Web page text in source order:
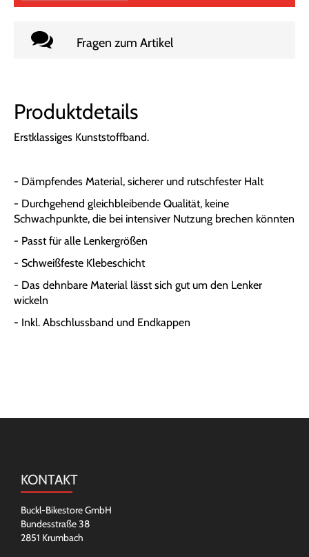
Fragen zum Artikel
Produktdetails
Erstklassiges Kunststoffband.
- Dämpfendes Material, sicherer und rutschfester Halt
- Durchgehend gleichbleibende Qualität, keine
Schwachpunkte, die bei intensiver Nutzung brechen könnten
- Passt für alle Lenkergrößen
- Schweißfeste Klebeschicht
- Das dehnbare Material lässt sich gut um den Lenker
wickeln
- Inkl. Abschlussband und Endkappen
KONTAKT
Buckl-Bikestore GmbH
Bundesstraße 38
2851 Krumbach